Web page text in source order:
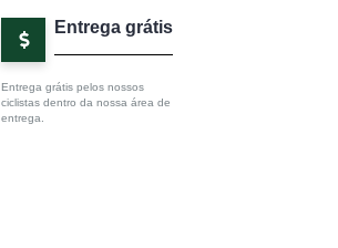
Entrega grátis
Entrega grátis pelos nossos
ciclistas dentro da nossa área de
entrega.